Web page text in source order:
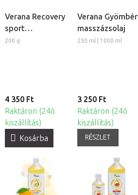
Verana Recovery
sport
masszázsviasz
200 g
4 350 Ft
Raktáron (24ó
kiszállítás)
Kosárba
Verana Gyömbér
masszázsolaj
250 ml | 1000 ml
3 250 Ft
Raktáron (24ó
kiszállítás)
RÉSZLET